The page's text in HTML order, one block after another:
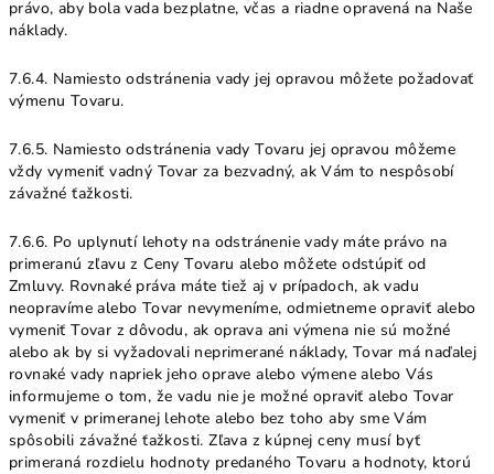
právo, aby bola vada bezplatne, včas a riadne opravená na Naše
náklady.
7.6.4. Namiesto odstránenia vady jej opravou môžete požadovať
výmenu Tovaru.
7.6.5. Namiesto odstránenia vady Tovaru jej opravou môžeme
vždy vymeniť vadný Tovar za bezvadný, ak Vám to nespôsobí
závažné ťažkosti.
7.6.6. Po uplynutí lehoty na odstránenie vady máte právo na
primeranú zľavu z Ceny Tovaru alebo môžete odstúpiť od
Zmluvy. Rovnaké práva máte tiež aj v prípadoch, ak vadu
neopravíme alebo Tovar nevymeníme, odmietneme opraviť alebo
vymeniť Tovar z dôvodu, ak oprava ani výmena nie sú možné
alebo ak by si vyžadovali neprimerané náklady, Tovar má naďalej
rovnaké vady napriek jeho oprave alebo výmene alebo Vás
informujeme o tom, že vadu nie je možné opraviť alebo Tovar
vymeniť v primeranej lehote alebo bez toho aby sme Vám
spôsobili závažné ťažkosti. Zľava z kúpnej ceny musí byť
primeraná rozdielu hodnoty predaného Tovaru a hodnoty, ktorú